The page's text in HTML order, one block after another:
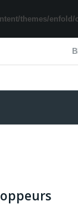
themes/